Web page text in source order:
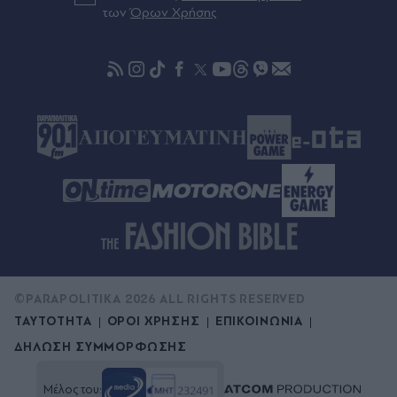
που έκανε τα πάντα για να τον σώσει (Βίντεο)
τωνΌρων Χρήσης
ΤΑΥΤΟΤΗΤΑ ΟΡΟΙ ΧΡΗΣΗΣ
ΕΠΙΚΟΙΝΩΝΙΑ
ΔΗΛΩΣΗ ΣΥΜΜΟΡΦΩΣΗΣ
©PARAPOLITIKA 2026 ALL RIGHTS RESERVED
Μέλος του: